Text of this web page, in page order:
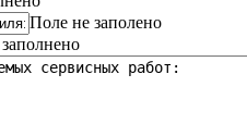
Поле не заполено